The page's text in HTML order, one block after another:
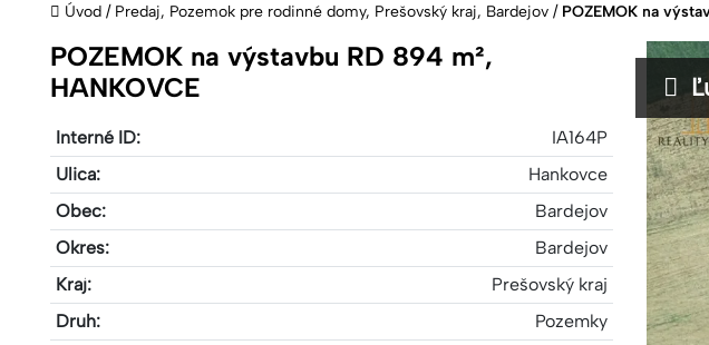
Úvod / Predaj, Pozemok pre rodinné domy, Prešovský kraj, Bardejov /POZEMOK na
POZEMOK na výstavbu RD 894 m²,
HANKOVCE
Interné ID:
IA164P
Ulica:
Hankovce
Obec:
Bardejov
Okres:
Bardejov
Kraj:
Prešovský kraj
Druh:
Pozemky